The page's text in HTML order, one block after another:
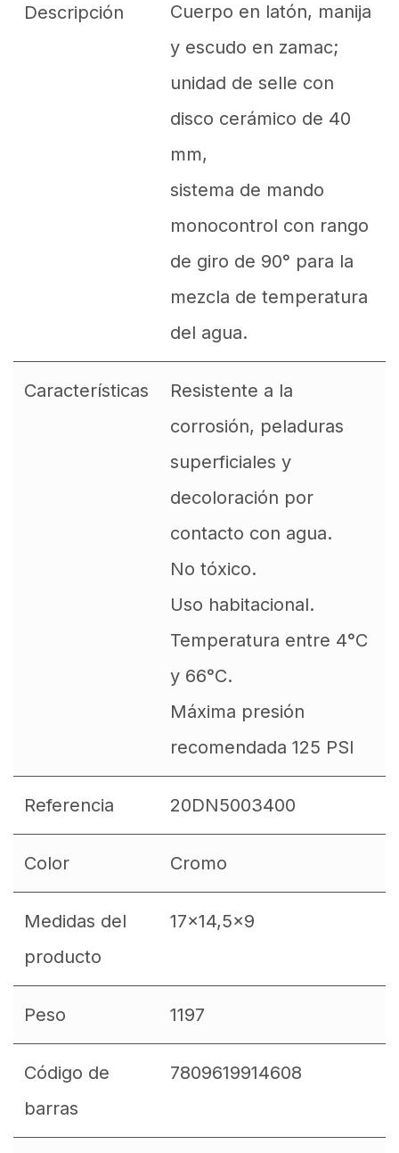
Descripción
Cuerpo en latón, manija
y escudo en zamac;
unidad de selle con
disco cerámico de 40
mm,
sistema de mando
monocontrol con rango
de giro de 90° para la
mezcla de temperatura
del agua.
Características
Resistente a la
corrosión, peladuras
superficiales y
decoloración por
contacto con agua.
No tóxico.
Uso habitacional.
Temperatura entre 4°C
y 66°C.
Máxima presión
recomendada 125 PSI
Referencia 20DN5003400
Color Cromo
Medidas del
producto
17x14,5x9
Peso 1197
Código de
barras
7809619914608